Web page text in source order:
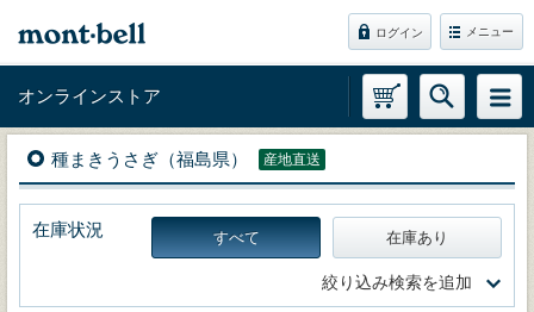
ログイン メニュー
オンラインストア
種まきうさぎ（福島県） 産地直送
在庫状況 すべて 在庫あり
絞り込み検索を追加